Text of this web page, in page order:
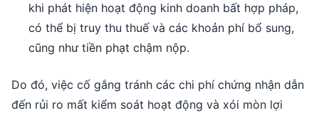
khi phát hiện hoạt động kinh doanh bất hợp pháp,
có thể bị truy thu thuế và các khoản phí bổ sung,
cũng như tiền phạt chậm nộp.
Do đó, việc cố gắng tránh các chi phí chứng nhận dẫn
đến rủi ro mất kiểm soát hoạt động và xói mòn lợi